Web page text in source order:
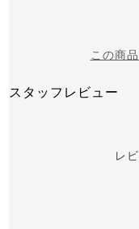
この商
スタッフレビュー
レ